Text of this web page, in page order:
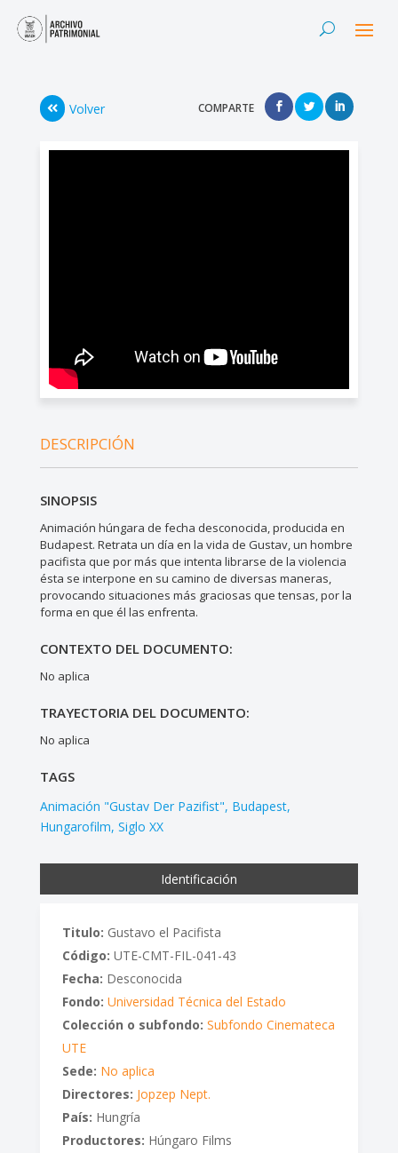
Volver COMPARTE
DESCRIPCIÓN
SINOPSIS
Animación húngara de fecha desconocida, producida en
Budapest. Retrata un día en la vida de Gustav, un hombre
pacifista que por más que intenta librarse de la violencia
ésta se interpone en su camino de diversas maneras,
provocando situaciones más graciosas que tensas, por la
forma en que él las enfrenta.
CONTEXTO DEL DOCUMENTO:
No aplica
TRAYECTORIA DEL DOCUMENTO:
No aplica
TAGS
Animación "Gustav Der Pazifist" Budapest
Hungarofilm Siglo XX
Identificación
Titulo: Gustavo el Pacifista
Código: UTE-CMT-FIL-041-43
Fecha: Desconocida
Fondo: Universidad Técnica del Estado
Colección o subfondo: Subfondo Cinemateca
UTE
Sede: No aplica
Directores: Jopzep Nept.
País: Hungría
Productores: Húngaro Films